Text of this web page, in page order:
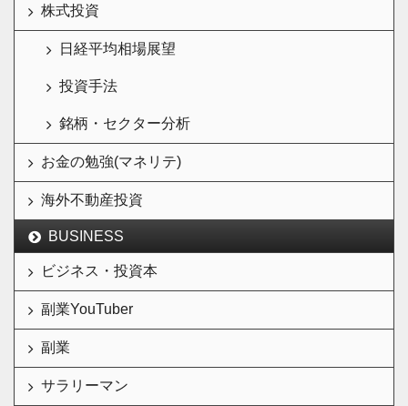
株式投資
日経平均相場展望
投資手法
銘柄・セクター分析
お金の勉強(マネリテ)
海外不動産投資
BUSINESS
ビジネス・投資本
副業YouTuber
副業
サラリーマン